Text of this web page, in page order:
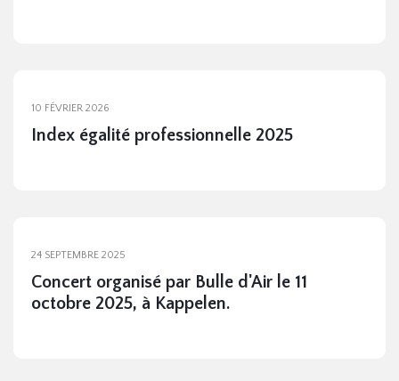
10 FÉVRIER 2026
Index égalité professionnelle 2025
24 SEPTEMBRE 2025
Concert organisé par Bulle d'Air le 11
octobre 2025, à Kappelen.